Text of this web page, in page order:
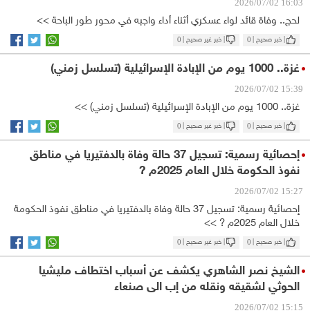
16:03 2026/07/02
لحج.. وفاة قائد لواء عسكري أثناء أداء واجبه في محور طور الباحة >>
| خبر صحيح | 0 | خبر غير صحيح | 0
غزة.. 1000 يوم من الإبادة الإسرائيلية (تسلسل زمني)
15:39 2026/07/02
غزة.. 1000 يوم من الإبادة الإسرائيلية (تسلسل زمني) >>
| خبر صحيح | 0 | خبر غير صحيح | 0
إحصائية رسمية: تسجيل 37 حالة وفاة بالدفتيريا في مناطق
نفوذ الحكومة خلال العام 2025م ?
15:27 2026/07/02
إحصائية رسمية: تسجيل 37 حالة وفاة بالدفتيريا في مناطق نفوذ الحكومة
خلال العام 2025م ? >>
| خبر صحيح | 0 | خبر غير صحيح | 0
الشيخ نصر الشاهري يكشف عن أسباب اختطاف مليشيا
الحوثي لشقيقه ونقله من إب الى صنعاء
15:15 2026/07/02